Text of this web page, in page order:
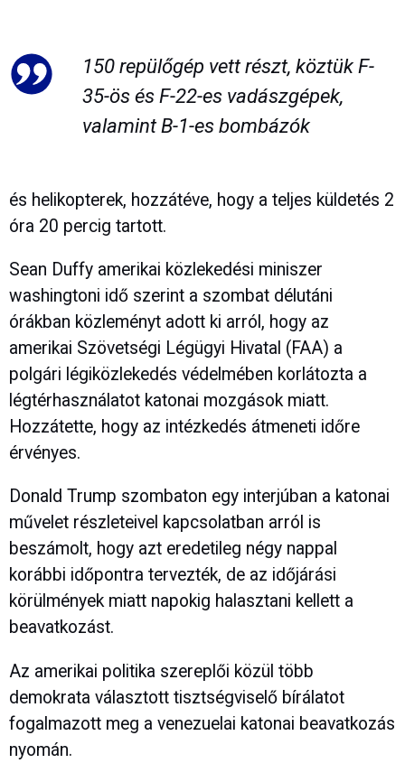
150 repülőgép vett részt, köztük F-
35-ös és F-22-es vadászgépek,
valamint B-1-es bombázók
és helikopterek, hozzátéve, hogy a teljes küldetés 2
óra 20 percig tartott.
Sean Duffy amerikai közlekedési miniszer
washingtoni idő szerint a szombat délutáni
órákban közleményt adott ki arról, hogy az
amerikai Szövetségi Légügyi Hivatal (FAA) a
polgári légiközlekedés védelmében korlátozta a
légtérhasználatot katonai mozgások miatt.
Hozzátette, hogy az intézkedés átmeneti időre
érvényes.
Donald Trump szombaton egy interjúban a katonai
művelet részleteivel kapcsolatban arról is
beszámolt, hogy azt eredetileg négy nappal
korábbi időpontra tervezték, de az időjárási
körülmények miatt napokig halasztani kellett a
beavatkozást.
Az amerikai politika szereplői közül több
demokrata választott tisztségviselő bírálatot
fogalmazott meg a venezuelai katonai beavatkozás
nyomán.